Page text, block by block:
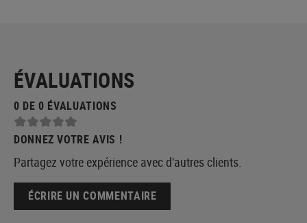
ÉVALUATIONS
0 DE 0 ÉVALUATIONS
DONNEZ VOTRE AVIS !
Partagez votre expérience avec d'autres clients.
ÉCRIRE UN COMMENTAIRE